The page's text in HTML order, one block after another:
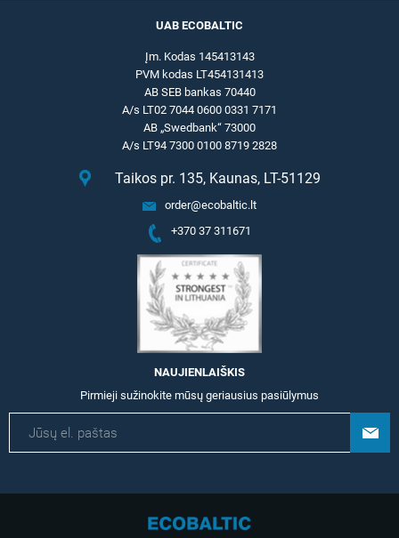
UAB ECOBALTIC
Įm. Kodas 145413143
PVM kodas LT454131413
AB SEB bankas 70440
A/s LT02 7044 0600 0331 7171
AB „Swedbank“ 73000
A/s LT94 7300 0100 8719 2828
Taikos pr. 135, Kaunas, LT-51129
order@ecobaltic.lt
+370 37 311671
NAUJIENLAIŠKIS
Pirmieji sužinokite mūsų geriausius pasiūlymus